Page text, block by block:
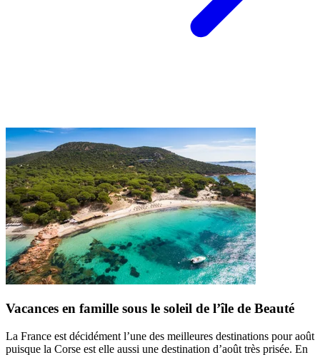
Vacances en famille sous le soleil de l’île de Beauté
La France est décidément l’une des meilleures destinations pour août
puisque la Corse est elle aussi une destination d’août très prisée. En